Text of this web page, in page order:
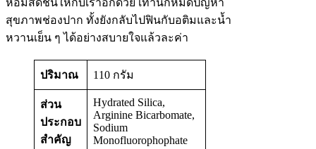
สุขภาพช่องปาก ทั้งยังกลับไปฟินกับอติมและน้ำ
หวานเย็น ๆ ได้อย่างสบายใจแล้วละค่า
ปริมาณ 110 กรัม
ส่วน
ประกอบ
สำคัญ
Hydrated Silica,
Arginine Bicarbomate,
Sodium
Monofluorophophate